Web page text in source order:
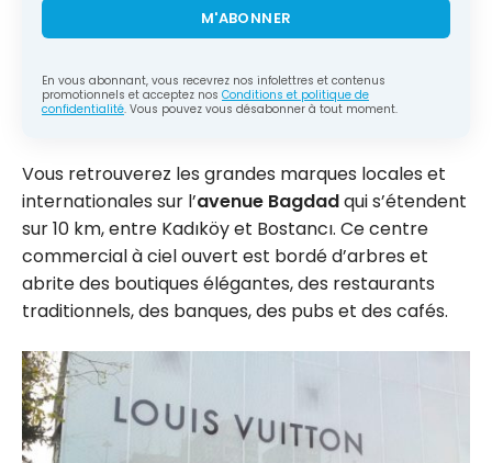
M'ABONNER
En vous abonnant, vous recevrez nos infolettres et contenus
promotionnels et acceptez nos Conditions et politique de
confidentialité. Vous pouvez vous désabonner à tout moment.
Vous retrouverez les grandes marques locales et
internationales sur l’avenue Bagdadqui s’étendent
sur 10 km, entre Kadıköy et Bostancı. Ce centre
commercial à ciel ouvert est bordé d’arbres et
abrite des boutiques élégantes, des restaurants
traditionnels, des banques, des pubs et des cafés.